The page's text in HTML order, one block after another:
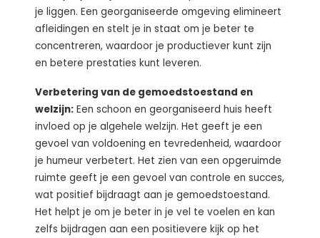
je liggen. Een georganiseerde omgeving elimineert
afleidingen en stelt je in staat om je beter te
concentreren, waardoor je productiever kunt zijn
en betere prestaties kunt leveren.
Verbetering van de gemoedstoestand en
welzijn:Een schoon en georganiseerd huis heeft
invloed op je algehele welzijn. Het geeft je een
gevoel van voldoening en tevredenheid, waardoor
je humeur verbetert. Het zien van een opgeruimde
ruimte geeft je een gevoel van controle en succes,
wat positief bijdraagt aan je gemoedstoestand.
Het helpt je om je beter in je vel te voelen en kan
zelfs bijdragen aan een positievere kijk op het